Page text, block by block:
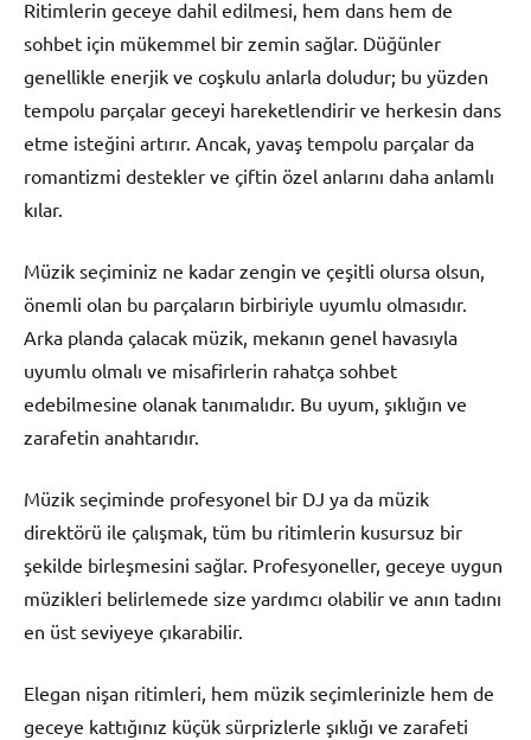
Ritimlerin geceye dahil edilmesi, hem dans hem de
sohbet için mükemmel bir zemin sağlar. Düğünler
genellikle enerjik ve coşkulu anlarla doludur; bu yüzden
tempolu parçalar geceyi hareketlendirir ve herkesin dans
etme isteğini artırır. Ancak, yavaş tempolu parçalar da
romantizmi destekler ve çiftin özel anlarını daha anlamlı
kılar.
Müzik seçiminiz ne kadar zengin ve çeşitli olursa olsun,
önemli olan bu parçaların birbiriyle uyumlu olmasıdır.
Arka planda çalacak müzik, mekanın genel havasıyla
uyumlu olmalı ve misafirlerin rahatça sohbet
edebilmesine olanak tanımalıdır. Bu uyum, şıklığın ve
zarafetin anahtarıdır.
Müzik seçiminde profesyonel bir DJ ya da müzik
direktörü ile çalışmak, tüm bu ritimlerin kusursuz bir
şekilde birleşmesini sağlar. Profesyoneller, geceye uygun
müzikleri belirlemede size yardımcı olabilir ve anın tadını
en üst seviyeye çıkarabilir.
Elegan nişan ritimleri, hem müzik seçimlerinizle hem de
geceye kattığınız küçük sürprizlerle şıklığı ve zarafeti